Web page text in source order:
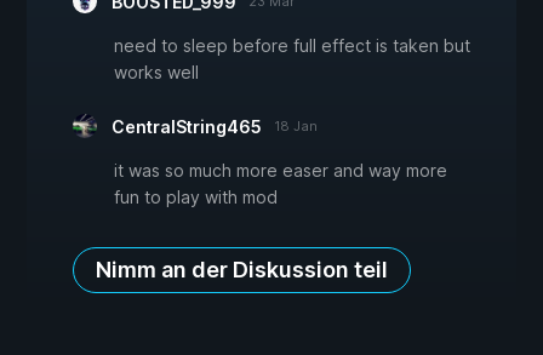
need to sleep before full effect is taken but
works well
CentralString465 18 Jan
it was so much more easer and way more
fun to play with mod
Nimm an der Diskussion teil